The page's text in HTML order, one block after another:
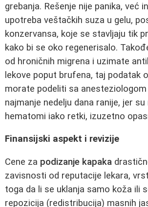
grebanja. Rešenje nije panika, već
upotreba veštačkih suza u gelu,
konzervansa, koje se stavljaju tik
kako bi se oko regenerisalo.
od hroničnih migrena i uzimate
lekove poput brufena, taj podatak
morate podeliti sa
najmanje nedelju dana ranije, jer
hematomi iako retki, izuzetno
Finansijski aspekt i revizije
Cene za podizanje kapaka
zavisnosti od reputacije lekara,
toga da li se uklanja samo koža ili
repozicija (redistribucija) masnih